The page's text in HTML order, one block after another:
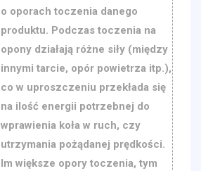
o oporach toczenia danego
produktu. Podczas toczenia na
opony działają różne siły (między
innymi tarcie, opór powietrza itp.),
co w uproszczeniu przekłada się
na ilość energii potrzebnej do
wprawienia koła w ruch, czy
utrzymania pożądanej prędkości.
Im większe opory toczenia, tym